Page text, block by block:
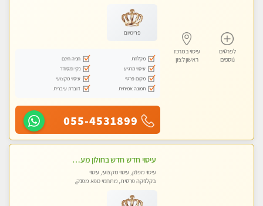
לפרטים
נוספים
עיסוי במרכז
ראשון לציון
פרימיום
מקלחת
חניה חינם
עיסוי מרגיע
נקי ומסודר
מקום פרטי
עיסוי מקצועי
תמונה אמיתית
דוברת עיברית
055-4531899
עיסוי חדש חדש בחולון מעסות חדשות ומקצועיות בקליניקה פרטית.
עיסוי מפנק, עיסוי מקצועי, עיסוי
בקלניקה פרטית, מתחמי ספא מפנק,